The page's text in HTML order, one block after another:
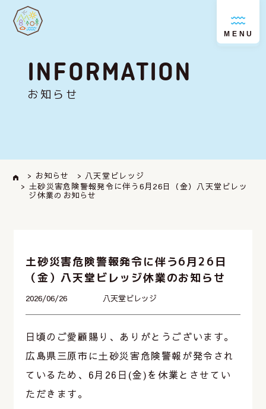
MENU
INFORMATION
お知らせ
> お知らせ
> 八天堂ビレッジ
> 土砂災害危険警報発令に伴う6月26日（金）八天堂ビレッ
ジ休業のお知らせ
土砂災害危険警報発令に伴う6月26日
（金）八天堂ビレッジ休業のお知らせ
2026/06/26 八天堂ビレッジ
日頃のご愛顧賜り、ありがとうございます。
広島県三原市に土砂災害危険警報が発令され
ているため、6月26日(金)を休業とさせてい
ただきます。